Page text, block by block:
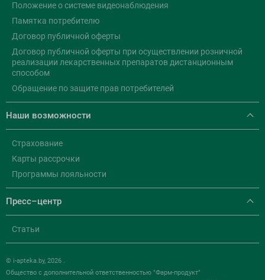
Положение о системе видеонаблюдения
Памятка потребителю
Договор публичной оферты
Договор публичной оферты при осуществлении розничной
реализации лекарственных препаратов дистанционным
способом
Обращение по защите прав потребителей
Наши возможности
Страхование
Карты рассрочки
Программы лояльности
Пресс–центр
Статьи
© i-apteka.by, 2026 .
Общество с дополнительной ответственностью "Фарм-продукт"